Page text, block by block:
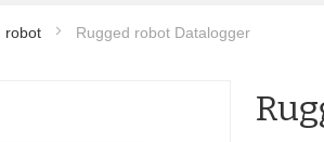
robot Rugged robot Datalogger